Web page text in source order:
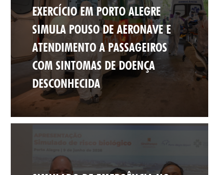
EXERCÍCIO EM PORTO ALEGRE
SIMULA POUSO DE AERONAVE E
ATENDIMENTO A PASSAGEIROS
COM SINTOMAS DE DOENÇA
DESCONHECIDA